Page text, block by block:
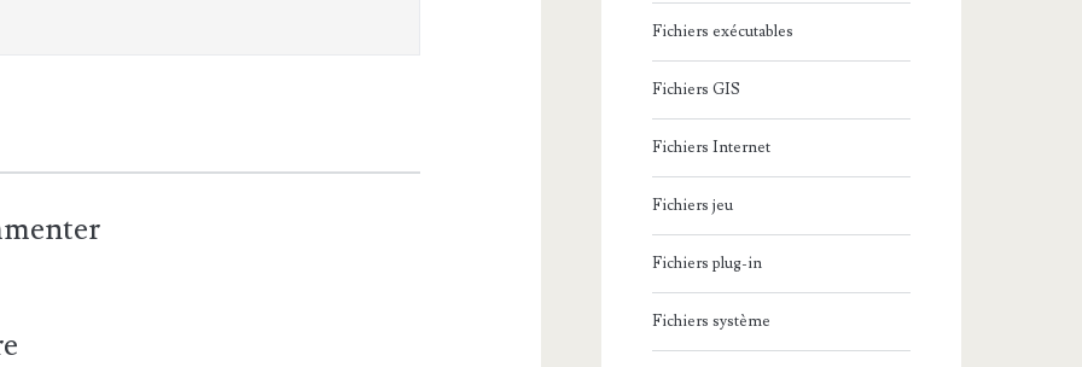
Fichiers exécutables
Fichiers GIS
Fichiers Internet
Fichiers jeu
Fichiers plug-in
Fichiers système